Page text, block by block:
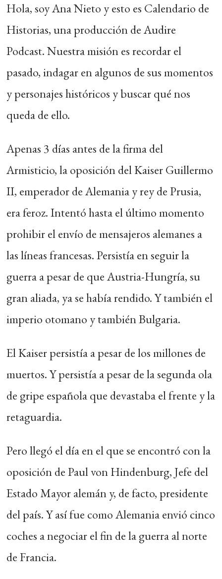
Hola, soy Ana Nieto y esto es Calendario de
Historias, una producción de Audire
Podcast. Nuestra misión es recordar el
pasado, indagar en algunos de sus momentos
y personajes históricos y buscar qué nos
queda de ello.
Apenas 3 días antes de la firma del
Armisticio, la oposición del Kaiser Guillermo
II, emperador de Alemania y rey de Prusia,
era feroz. Intentó hasta el último momento
prohibir el envío de mensajeros alemanes a
las líneas francesas. Persistía en seguir la
guerra a pesar de que Austria-Hungría, su
gran aliada, ya se había rendido. Y también el
imperio otomano y también Bulgaria.
El Kaiser persistía a pesar de los millones de
muertos. Y persistía a pesar de la segunda ola
de gripe española que devastaba el frente y la
retaguardia.
Pero llegó el día en el que se encontró con la
oposición de Paul von Hindenburg, Jefe del
Estado Mayor alemán y, de facto, presidente
del país. Y así fue como Alemania envió cinco
coches a negociar el fin de la guerra al norte
de Francia.